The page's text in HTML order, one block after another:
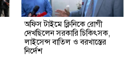
অফিস টাইমে ক্লিনিকে রোগী
দেখছিলেন সরকারি চিকিৎসক,
লাইসেন্স বাতিল ও বরখাস্তের
নির্দেশ